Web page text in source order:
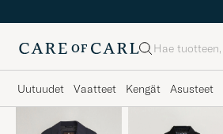
Haku
Uutuudet Vaatteet Kengät Asusteet